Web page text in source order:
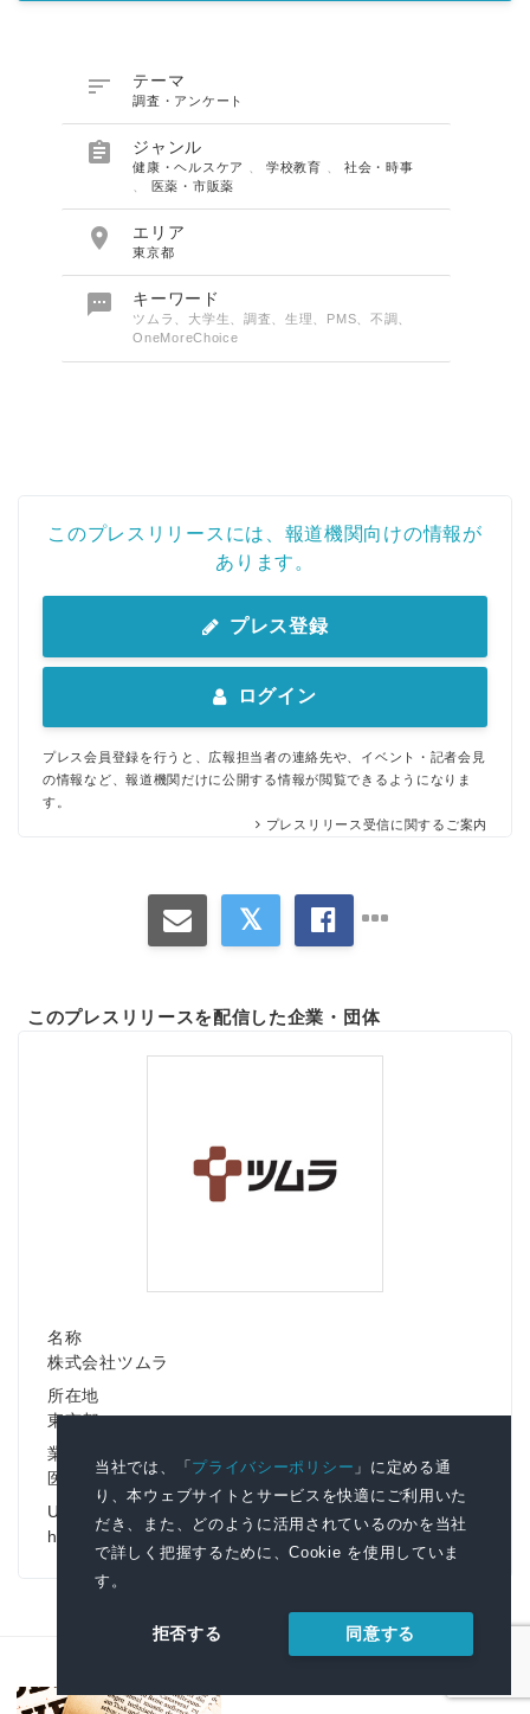
当社では、「プライバシーポリシー 」に定める通
り、本ウェブサイトとサービスを快適にご利用いた
だき、また、どのように活用されているのかを当社
で詳しく把握するために、Cookie を使用していま
す。
拒否する 同意する
 テーマ
調査・アンケート
 ジャンル
健康・ヘルスケア 、学校教育
社会・時事
医薬・市販薬
 エリア
東京都
 キーワード
ツムラ、大学生、調査、生理、PMS、不調、
OneMoreChoice
このプレスリリースには、報道機関向けの情報が
あります。
プレス登録
ログイン
プレス会員登録を行うと、広報担当者の連絡先や、イベント・記者会見
の情報など、報道機関だけに公開する情報が閲覧できるようになりま
す。
プレスリリース受信に関するご案内
このプレスリリースを配信した企業・団体
名称
株式会社ツムラ
所在地
東京都
業種
医薬品
URL
https://www.tsumura.co.jp/